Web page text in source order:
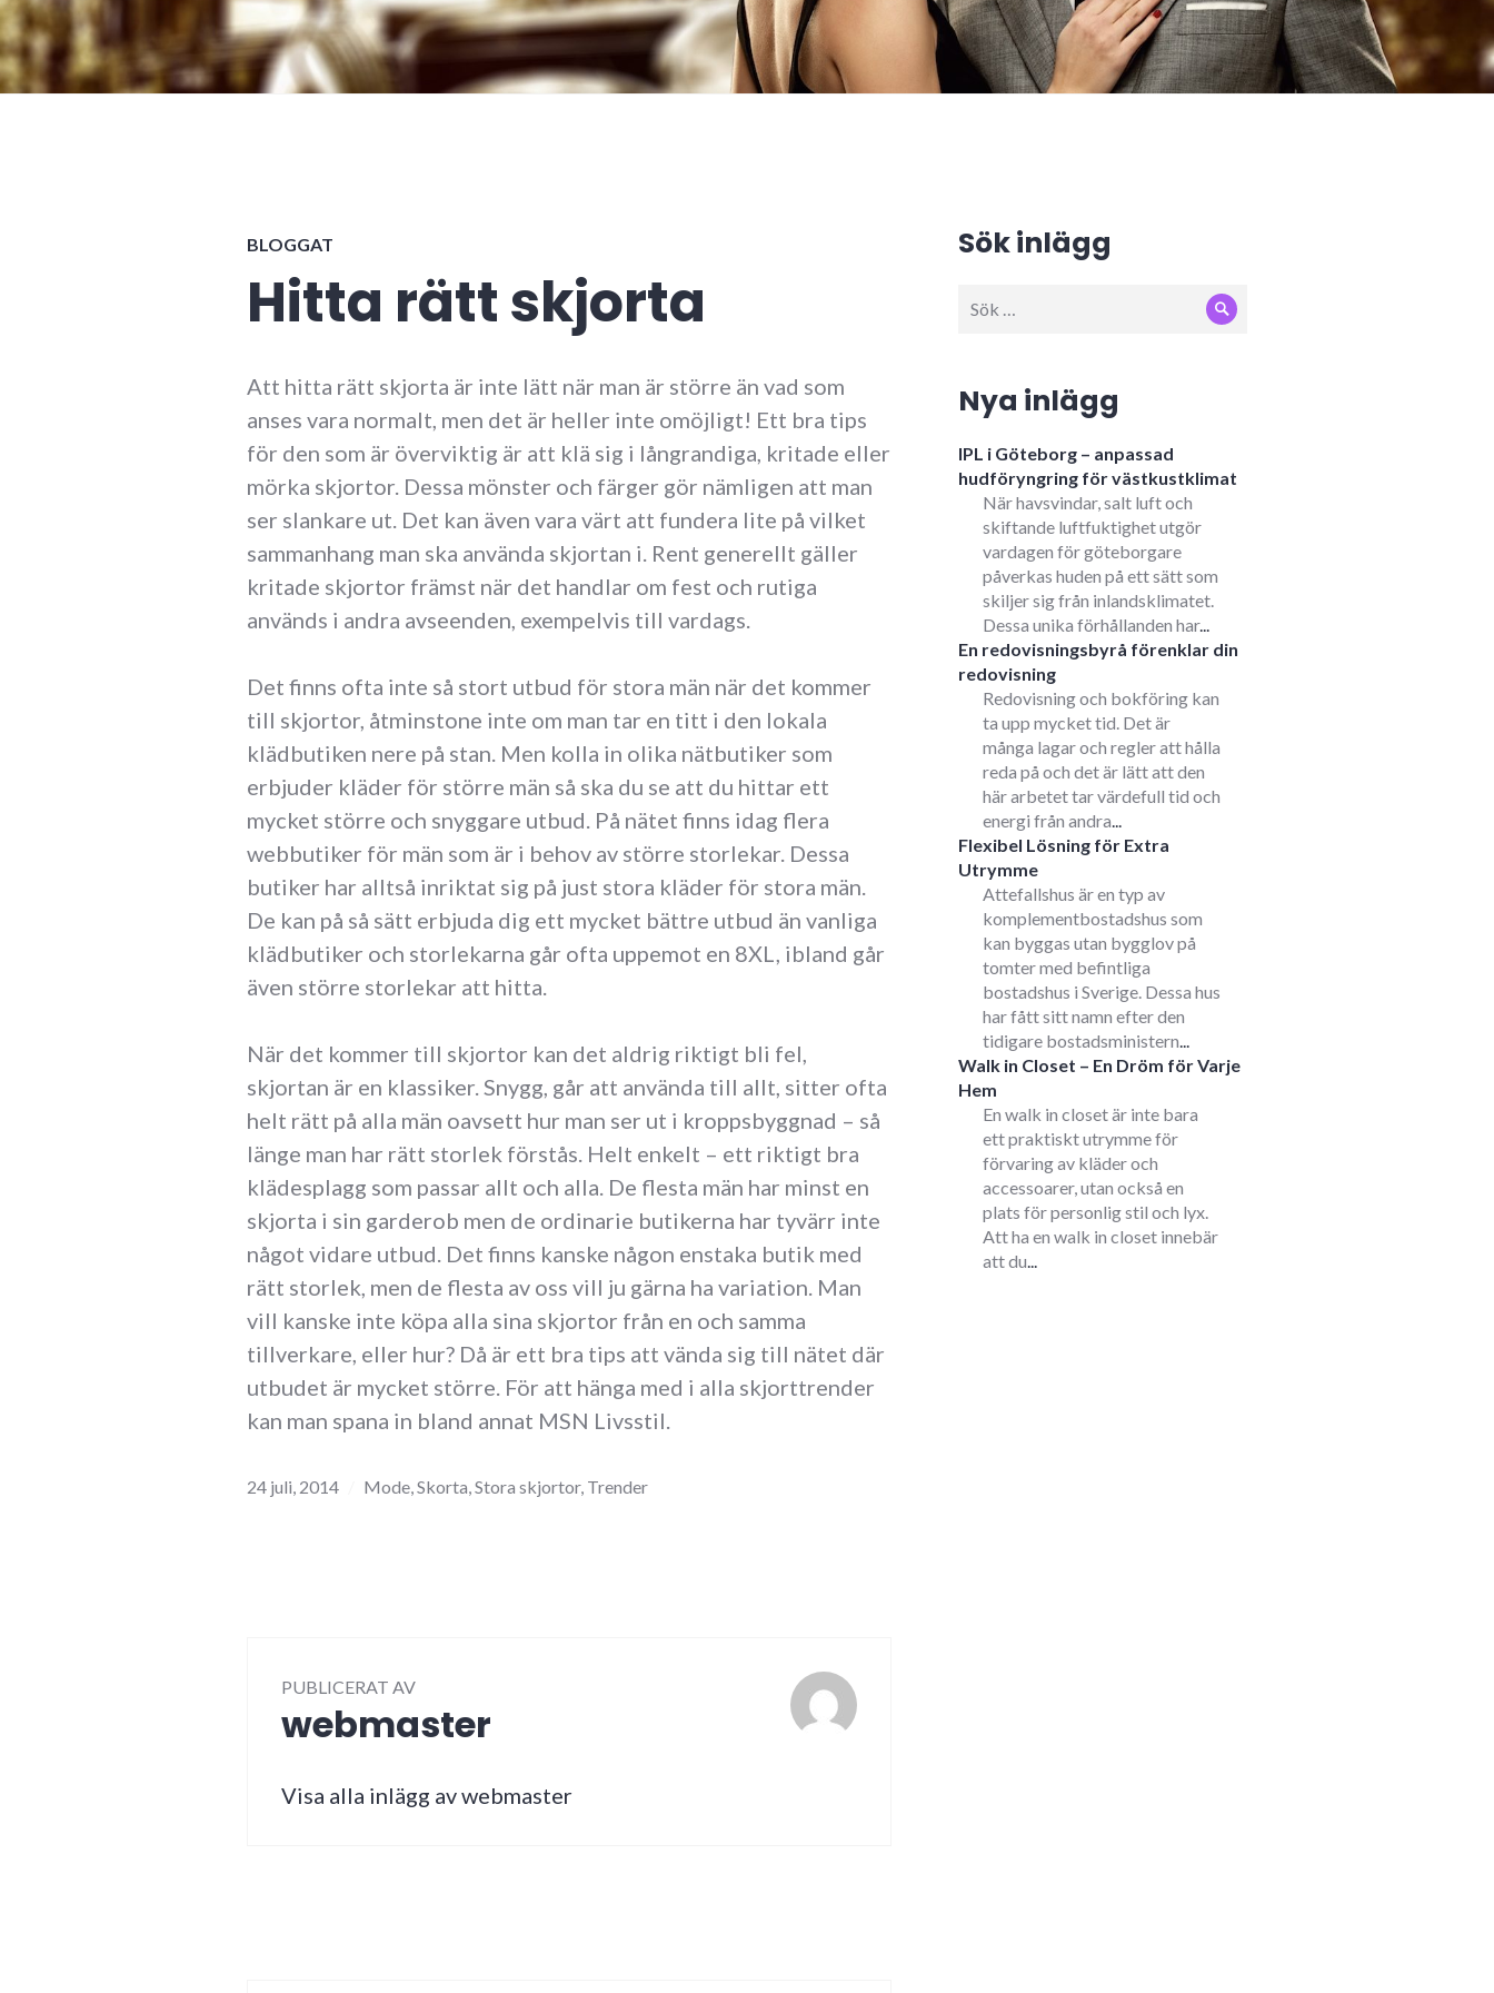
BLOGGAT
Hitta rätt skjorta
Att hitta rätt skjorta är inte lätt när man är större än vad som
anses vara normalt, men det är heller inte omöjligt! Ett bra tips
för den som är överviktig är att klä sig i långrandiga, kritade eller
mörka skjortor. Dessa mönster och färger gör nämligen att man
ser slankare ut. Det kan även vara värt att fundera lite på vilket
sammanhang man ska använda skjortan i. Rent generellt gäller
kritade skjortor främst när det handlar om fest och rutiga
används i andra avseenden, exempelvis till vardags.
Det finns ofta inte så stort utbud för stora män när det kommer
till skjortor, åtminstone inte om man tar en titt i den lokala
klädbutiken nere på stan. Men kolla in olika nätbutiker som
erbjuder kläder för större män så ska du se att du hittar ett
mycket större och snyggare utbud. På nätet finns idag flera
webbutiker för män som är i behov av större storlekar. Dessa
butiker har alltså inriktat sig på just stora kläder för stora män.
De kan på så sätt erbjuda dig ett mycket bättre utbud än vanliga
klädbutiker och storlekarna går ofta uppemot en 8XL, ibland går
även större storlekar att hitta.
När det kommer till skjortor kan det aldrig riktigt bli fel,
skjortan är en klassiker. Snygg, går att använda till allt, sitter ofta
helt rätt på alla män oavsett hur man ser ut i kroppsbyggnad – så
länge man har rätt storlek förstås. Helt enkelt – ett riktigt bra
klädesplagg som passar allt och alla. De flesta män har minst en
skjorta i sin garderob men de ordinarie butikerna har tyvärr inte
något vidare utbud. Det finns kanske någon enstaka butik med
rätt storlek, men de flesta av oss vill ju gärna ha variation. Man
vill kanske inte köpa alla sina skjortor från en och samma
tillverkare, eller hur? Då är ett bra tips att vända sig till nätet där
utbudet är mycket större. För att hänga med i alla skjorttrender
kan man spana in bland annat MSN Livsstil.
24 juli, 2014 Mode,Skorta,Stora skjortor, Trender
PUBLICERAT AV
webmaster
Visa alla inlägg av webmaster
Sök inlägg
efter:
Sök
Nya inlägg
IPL i Göteborg – anpassad
hudföryngring för västkustklimat
När havsvindar, salt luft och
skiftande luftfuktighet utgör
vardagen för göteborgare
påverkas huden på ett sätt som
skiljer sig från inlandsklimatet.
Dessa unika förhållanden har...
En redovisningsbyrå förenklar din
redovisning
Redovisning och bokföring kan
ta upp mycket tid. Det är
många lagar och regler att hålla
reda på och det är lätt att den
här arbetet tar värdefull tid och
energi från andra...
Flexibel Lösning för Extra
Utrymme
Attefallshus är en typ av
komplementbostadshus som
kan byggas utan bygglov på
tomter med befintliga
bostadshus i Sverige. Dessa hus
har fått sitt namn efter den
tidigare bostadsministern...
Walk in Closet – En Dröm för Varje
Hem
En walk in closet är inte bara
ett praktiskt utrymme för
förvaring av kläder och
accessoarer, utan också en
plats för personlig stil och lyx.
Att ha en walk in closet innebär
att du...